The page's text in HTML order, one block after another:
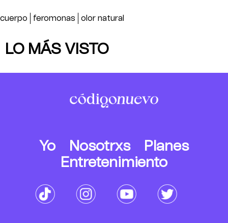
cuerpo feromonas olor natural
LO MÁS VISTO
Yo Nosotrxs
Planes
Entretenimiento